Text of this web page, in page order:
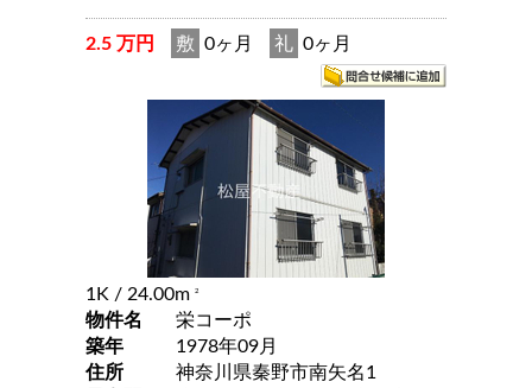
2.5 万円 敷 0ヶ月 礼 0ヶ月
1K / 24.00m 2
物件名
栄コーポ
築年
1978年09月
住所
神奈川県秦野市南矢名1